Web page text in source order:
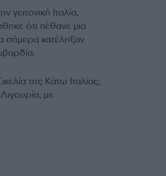
Ιταλία,
ότι πέθανε μια
σήμερα κατέληξαν
της Κάτω Ιταλίας,
με